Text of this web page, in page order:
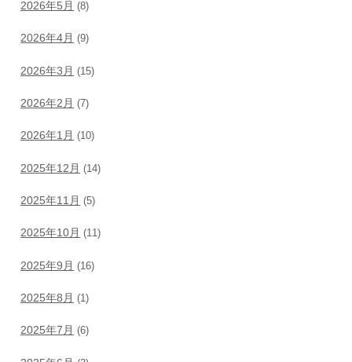
2026年5月 (8)
2026年4月 (9)
2026年3月 (15)
2026年2月 (7)
2026年1月 (10)
2025年12月 (14)
2025年11月 (5)
2025年10月 (11)
2025年9月 (16)
2025年8月 (1)
2025年7月 (6)